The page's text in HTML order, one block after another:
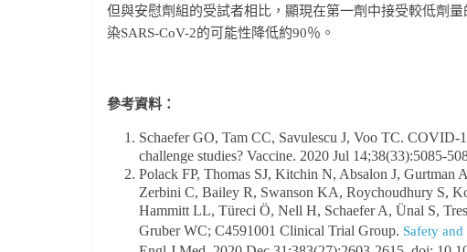
但與安慰劑組的受試者相比，顯現在第一劑中接受較低劑
染SARS-CoV-2的可能性降低約90％。
參考資料：
Schaefer GO, Tam CC, Savulescu J, Voo TC.
challenge studies? Vaccine. 2020 Jul 14;38(33):5085-
Polack FP, Thomas SJ, Kitchin N, Absalon J, Gurtman
Zerbini C, Bailey R, Swanson KA, Roychoudhury S,
Hammitt LL, Türeci Ö, Nell H, Schaefer A, Ünal S,
Gruber WC; C4591001 Clinical Trial Group. Safety